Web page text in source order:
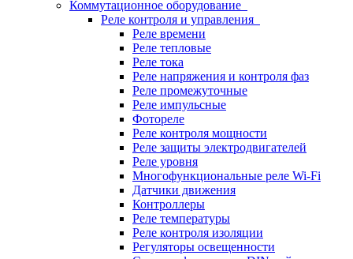
Коммутационное оборудование
Реле контроля и управления
Реле времени
Реле тепловые
Реле тока
Реле напряжения и контроля фаз
Реле промежуточные
Реле импульсные
Фотореле
Реле контроля мощности
Реле защиты электродвигателей
Реле уровня
Многофункциональные реле Wi-Fi
Датчики движения
Контроллеры
Реле температуры
Реле контроля изоляции
Регуляторы освещенности